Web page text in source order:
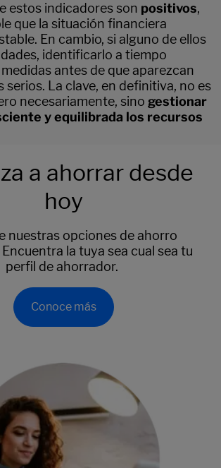
estos indicadores son positivos,
que la situación financiera
En cambio, si alguno de ellos
identificarlo a tiempo
antes de que aparezcan
serios. La clave, en definitiva, no es
necesariamente, sino gestionar
y equilibrada los recursos
a ahorrar desde
hoy
nuestras opciones de ahorro
la tuya sea cual sea tu
perfil de ahorrador.
Conoce más